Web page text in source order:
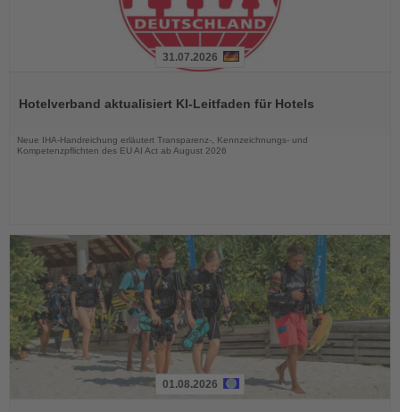
die
31.07.2026
Hotelverband aktualisiert KI-Leitfaden für Hotels
Neue IHA-Handreichung erläutert Transparenz-, Kennzeichnungs- und
Kompetenzpflichten des EU AI Act ab August 2026
01.08.2026